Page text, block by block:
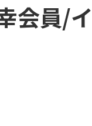
会員/